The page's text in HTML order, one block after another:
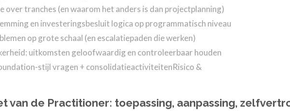
over tranches (en waarom het anders is dan projectplanning)
en investeringsbesluit logica op programmatisch niveau
op grote schaal (en escalatiepaden die werken)
uitkomsten geloofwaardig en controleerbaar houden
stijl vragen + consolidatieactiviteitenRisico &
van de Practitioner: toepassing, aanpassing,